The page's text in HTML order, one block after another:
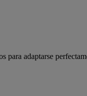
adaptarse